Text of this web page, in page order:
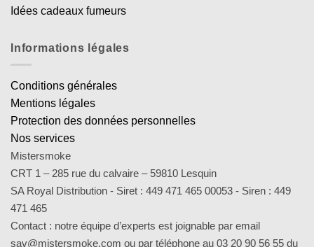
Idées cadeaux fumeurs
Informations légales
Conditions générales
Mentions légales
Protection des données personnelles
Nos services
Mistersmoke
CRT 1 – 285 rue du calvaire – 59810 Lesquin
SA Royal Distribution - Siret : 449 471 465 00053 - Siren : 449
471 465
Contact : notre équipe d’experts est joignable par email
sav@mistersmoke.com ou par téléphone au 03 20 90 56 55 du